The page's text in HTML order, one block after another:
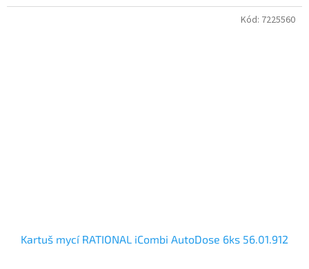
Kartuš mycí RATIONAL iCombi AutoDose 6ks 56.01.912
Kód: 7225560